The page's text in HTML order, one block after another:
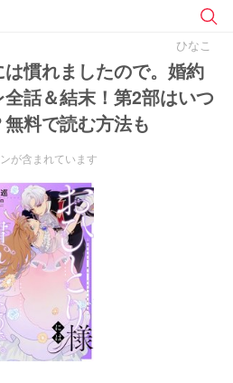
ひなこ
慣れましたので。婚約
話＆結末！第2部はいつ
料で読む方法も
が含まれています